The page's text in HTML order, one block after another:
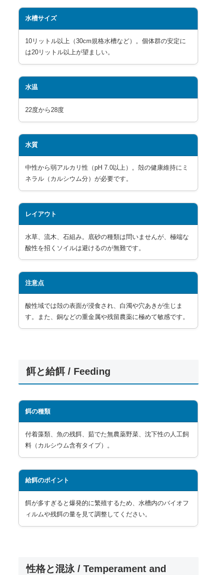
水槽サイズ
10リットル以上（30cm規格水槽など）。個体群の安定に
は20リットル以上が望ましい。
水温
22度から28度
水質
中性から弱アルカリ性（pH 7.0以上）。殻の健康維持にミ
ネラル（カルシウム分）が必要です。
レイアウト
水草、流木、石組み。底砂の種類は問いませんが、極端な
酸性を招くソイルは避けるのが無難です。
注意点
酸性域では殻の表面が浸食され、白濁や穴あきが生じま
す。また、銅などの重金属や残留農薬に極めて敏感です。
餌と給餌 / Feeding
餌の種類
付着藻類、魚の残餌、茹でた無農薬野菜、沈下性の人工飼
料（カルシウム含有タイプ）。
給餌のポイント
餌が多すぎると爆発的に繁殖するため、水槽内のバイオフ
ィルムや残餌の量を見て調整してください。
性格と混泳 / Temperament and